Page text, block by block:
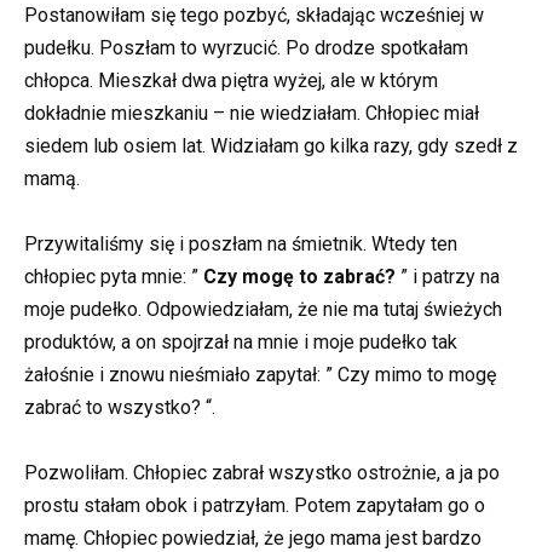
Postanowiłam się tego pozbyć, składając wcześniej w
pudełku. Poszłam to wyrzucić. Po drodze spotkałam
chłopca. Mieszkał dwa piętra wyżej, ale w którym
dokładnie mieszkaniu – nie wiedziałam. Chłopiec miał
siedem lub osiem lat. Widziałam go kilka razy, gdy szedł z
mamą.
Przywitaliśmy się i poszłam na śmietnik. Wtedy ten
chłopiec pyta mnie: ” Czy mogę to zabrać? ” i patrzy na
moje pudełko. Odpowiedziałam, że nie ma tutaj świeżych
produktów, a on spojrzał na mnie i moje pudełko tak
żałośnie i znowu nieśmiało zapytał: ” Czy mimo to mogę
zabrać to wszystko? “.
Pozwoliłam. Chłopiec zabrał wszystko ostrożnie, a ja po
prostu stałam obok i patrzyłam. Potem zapytałam go o
mamę. Chłopiec powiedział, że jego mama jest bardzo